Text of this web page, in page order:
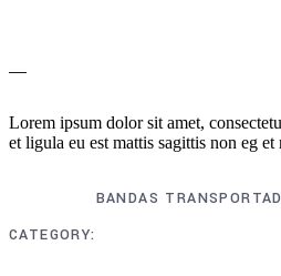
Lorem ipsum dolor sit amet,
et ligula eu est mattis sagittis non eg
CATEGORY
BANDAS